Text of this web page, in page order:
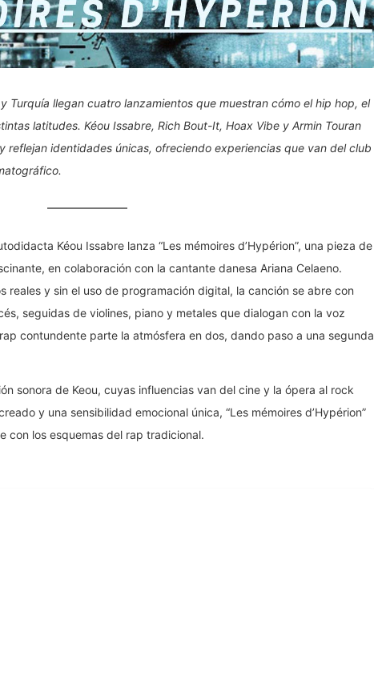
Turquía llegan cuatro lanzamientos que muestran cómo el hip hop, el
latitudes. Kéou Issabre, Rich Bout-It, Hoax Vibe y Armin Touran
reflejan identidades únicas, ofreciendo experiencias que van del club
Kéou Issabre lanza “Les mémoires d’Hypérion”, una pieza de
en colaboración con la cantante danesa Ariana Celaeno.
reales y sin el uso de programación digital, la canción se abre con
seguidas de violines, piano y metales que dialogan con la voz
contundente parte la atmósfera en dos, dando paso a una segunda
sonora de Keou, cuyas influencias van del cine y la ópera al rock
y una sensibilidad emocional única, “Les mémoires d’Hypérion”
con los esquemas del rap tradicional.